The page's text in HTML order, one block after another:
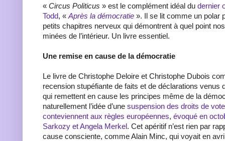
« Circus Politicus » est le complément idéal du dernier
Todd, « Après la démocratie ». Il se lit comme un polar
petits chapitres nerveux qui démontrent à quel point
minées de l’intérieur. Un livre essentiel.
Une remise en cause de la démocratie
Le livre de Christophe Deloire et Christophe Dubois
recension stupéfiante de faits et de déclarations venus
qui remettent en cause les principes même de la
naturellement l’idée d’une suspension des droits de
conteviennent aux règles européennes, évoqué en
Sarkozy et Angela Merkel . Cet apéritif n’est rien par
cause consciente, comme Alain Minc, qui voyait en